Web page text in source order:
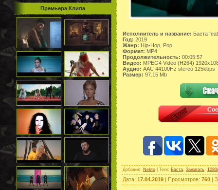
Премьера Клипа
Исполнитель и название: Баста
Год: 2019
Жанр: Hip-Hop, Pop
Формат: MP4
Продолжительность: 00:05:57
Видео: MPEG4 Video (H264)
Аудио: AAC 44100Hz stereo 125kbps
Размер: 97.15 Mb
Добавил: Nekto Теги: Баста Зажигать
Дата: 17.04.2019 | Просмотров: 760 |